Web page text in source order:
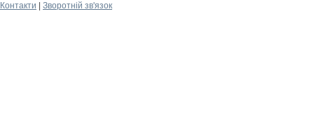
Контакти
Зворотній зв'язок